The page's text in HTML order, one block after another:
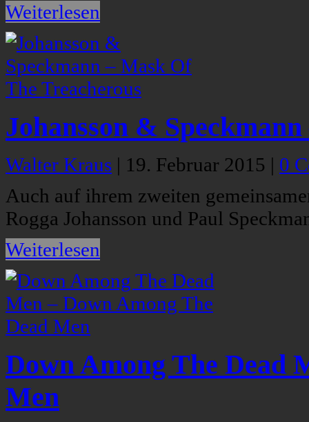
Weiterlesen
Johansson &
Walter Kraus | 19. Februar 2015 | 0
Auch auf ihrem zweiten
Rogga Johansson und Paul
Weiterlesen
Down Among The Dead
Men